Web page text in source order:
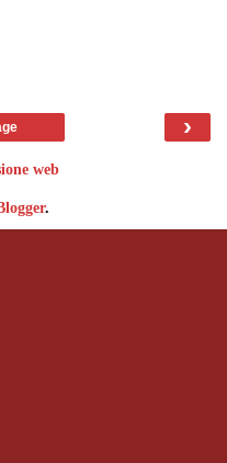
›
web
.